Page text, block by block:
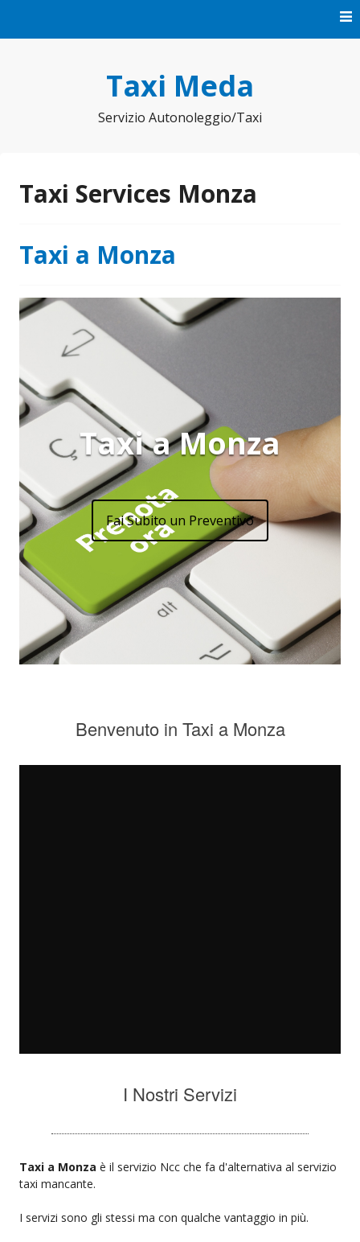
Taxi Meda
Servizio Autonoleggio/Taxi
Taxi Services Monza
Taxi a Monza
Taxi a Monza
Fai Subito un Preventivo
Benvenuto in Taxi a Monza
I Nostri Servizi
Taxi a Monza è il servizio Ncc che fa d'alternativa al servizio
taxi mancante.
I servizi sono gli stessi ma con qualche vantaggio in più.